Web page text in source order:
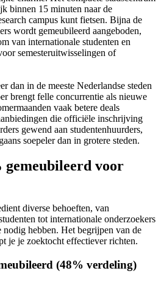
binnen 15 minuten naar de
campus kunt fietsen. Bijna de
wordt gemeubileerd aangeboden,
van internationale studenten en
semesteruitwisselingen of
dan in de meeste Nederlandse steden
brengt felle concurrentie als nieuwe
vaak betere deals
die officiële inschrijving
gewend aan studentenhuurders,
soepeler dan in grotere steden.
voor
diverse behoeften, van
tot internationale onderzoekers
nodig hebben. Het begrijpen van de
je je zoektocht effectiever richten.
(48% verdeling)